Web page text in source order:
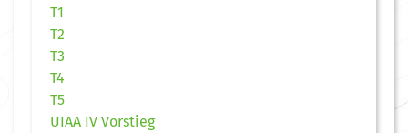
T1
T2
T3
T4
T5
UIAA IV Vorstieg